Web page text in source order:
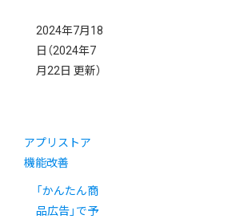
2024年7月18
日 （2024年7
月22日 更新）
アプリストア
機能改善
「かんたん商
品広告」で予